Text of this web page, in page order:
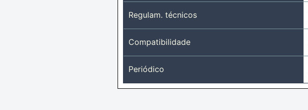
Regulam. técnicos
Compatibilidade
Periódico